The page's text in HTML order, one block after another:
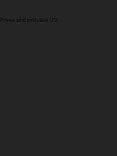
Preise sind exklusive USt.